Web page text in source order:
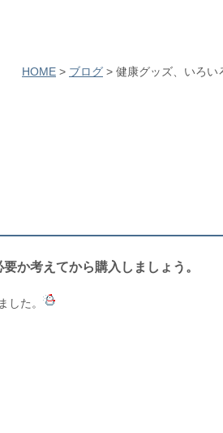
HOME > ブログ > 健康グッズ、いろい
か考えてから購入しましょう。
した。